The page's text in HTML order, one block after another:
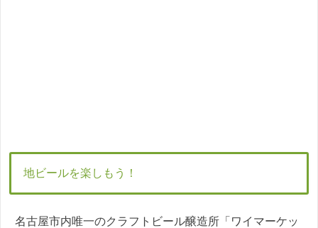
地ビールを楽しもう！
名古屋市内唯一のクラフトビール醸造所「ワイマーケッ